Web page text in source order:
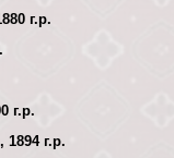
г.р.
г.р.
г.р.